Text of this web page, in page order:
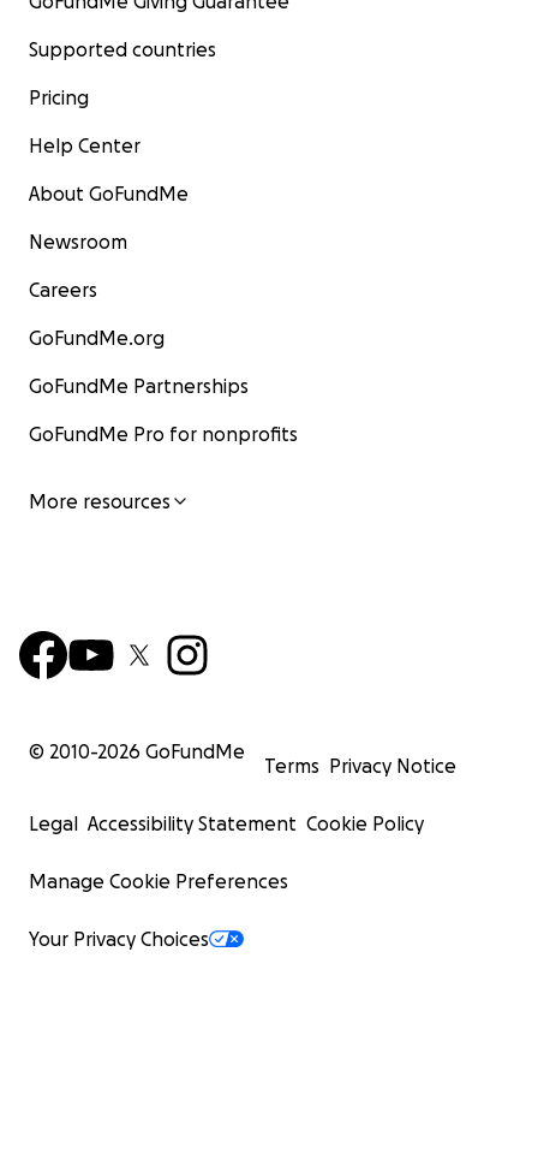
Supported countries
Pricing
Help Center
About GoFundMe
Newsroom
Careers
GoFundMe.org
GoFundMe Partnerships
GoFundMe Pro for nonprofits
More resources
© 2010-2026 GoFundMe
Terms Privacy Notice
Legal Accessibility Statement Cookie Policy
Manage Cookie Preferences
Your Privacy Choices